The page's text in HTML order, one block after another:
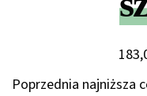
Poprzednia najniższa